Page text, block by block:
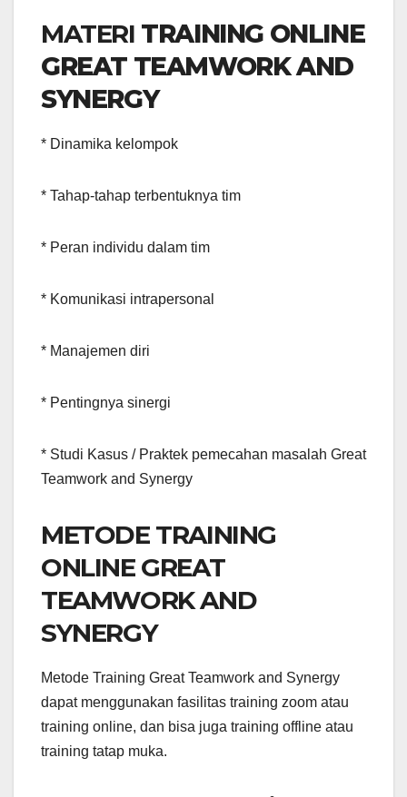
MATERI TRAINING ONLINE
GREAT TEAMWORK AND
SYNERGY
* Dinamika kelompok
* Tahap-tahap terbentuknya tim
* Peran individu dalam tim
* Komunikasi intrapersonal
* Manajemen diri
* Pentingnya sinergi
* Studi Kasus / Praktek pemecahan masalah Great
Teamwork and Synergy
METODE TRAINING
ONLINE GREAT
TEAMWORK AND
SYNERGY
Metode Training Great Teamwork and Synergy
dapat menggunakan fasilitas training zoom atau
training online, dan bisa juga training offline atau
training tatap muka.